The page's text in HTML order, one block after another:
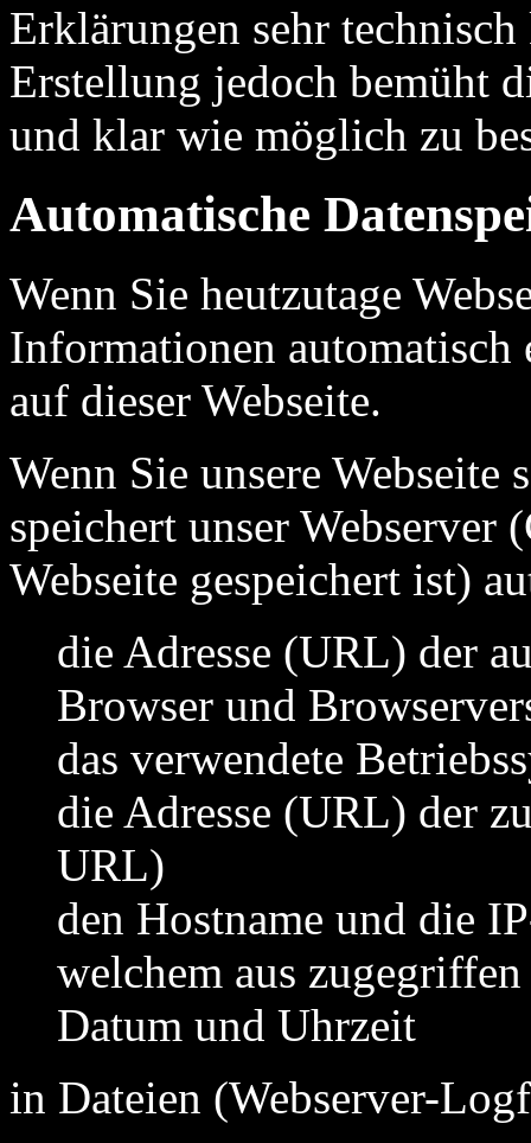
Erklärungen sehr
Erstellung jedoch bemüht
und klar wie möglich zu
Automatische
Wenn Sie heutzutage
Informationen automatisch
auf dieser Webseite.
Wenn Sie unsere Webseite
speichert unser Webserver
Webseite gespeichert ist)
die Adresse (URL) der
Browser und
das verwendete
die Adresse (URL) der
URL)
den Hostname und die
welchem aus
Datum und Uhrzeit
in Dateien (Webserver-